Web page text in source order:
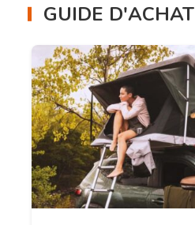
GUIDE D'ACHAT